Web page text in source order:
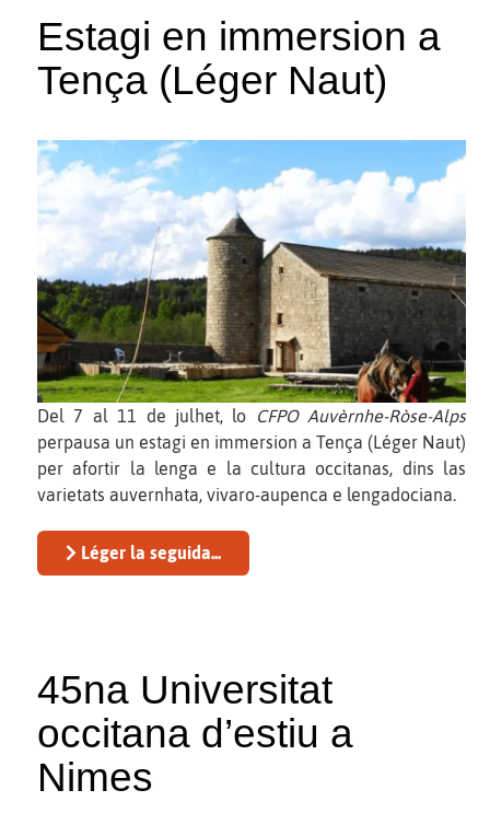
Estagi en immersion a
Tença (Léger Naut)
Del 7 al 11 de julhet, lo
CFPO Auvèrnhe-Ròse-Alps
perpausa un estagi en immersion a Tença (Léger Naut)
per afortir la lenga e la cultura occitanas, dins las
varietats auvernhata, vivaro-aupenca e lengadociana.
Léger la seguida...
45na Universitat
occitana d’estiu a
Nimes